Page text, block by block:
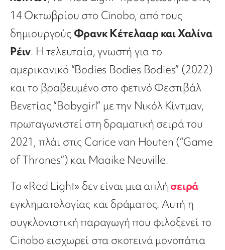
14 Οκτωβρίου στο Cinobo, από τους
δημιουργούς Φρανκ Κέτελααρ και Χαλίνα
Ρέιν. Η τελευταία, γνωστή για το
αμερικανικό “Bodies Bodies Bodies” (2022)
και το βραβευμένο στο φετινό Φεστιβάλ
Βενετίας “Babygirl” με την Νικόλ Κίντμαν,
πρωταγωνιστεί στη δραματική σειρά του
2021, πλάι στις Carice van Houten (“Game
of Thrones”) και Maaike Neuville.
Το «Red Light» δεν είναι μια απλή σειρά
εγκληματολογίας και δράματος. Αυτή η
συγκλονιστική παραγωγή που φιλοξενεί το
Cinobo εισχωρεί στα σκοτεινά μονοπάτια